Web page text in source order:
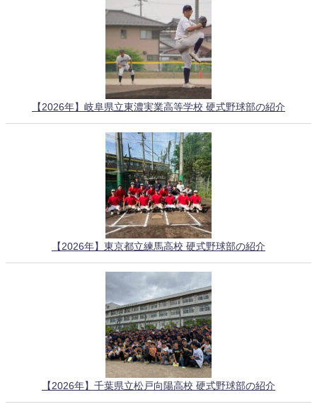
【2026年】岐阜県立東濃実業高等学校 硬式野球部の紹介
【2026年】東京都立練馬高校 硬式野球部の紹介
【2026年】千葉県立松戸向陽高校 硬式野球部の紹介